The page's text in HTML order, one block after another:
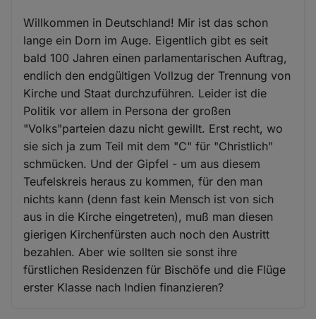
Willkommen in Deutschland! Mir ist das schon
lange ein Dorn im Auge. Eigentlich gibt es seit
bald 100 Jahren einen parlamentarischen Auftrag,
endlich den endgültigen Vollzug der Trennung von
Kirche und Staat durchzuführen. Leider ist die
Politik vor allem in Persona der großen
"Volks"parteien dazu nicht gewillt. Erst recht, wo
sie sich ja zum Teil mit dem "C" für "Christlich"
schmücken. Und der Gipfel - um aus diesem
Teufelskreis heraus zu kommen, für den man
nichts kann (denn fast kein Mensch ist von sich
aus in die Kirche eingetreten), muß man diesen
gierigen Kirchenfürsten auch noch den Austritt
bezahlen. Aber wie sollten sie sonst ihre
fürstlichen Residenzen für Bischöfe und die Flüge
erster Klasse nach Indien finanzieren?